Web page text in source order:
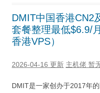
DMIT中国香港CN2
套餐整理最低$6.9/
香港VPS）
2026-04-16 更新 主机佬 暂
DMIT是一家创办于2017年